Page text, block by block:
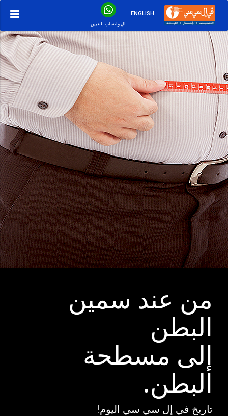
ال واتساب للتعيين
ENGLISH
من عند سمين
البطن
إلى مسطحة
البطن.
تاريخ في إل سي سي اليوم!